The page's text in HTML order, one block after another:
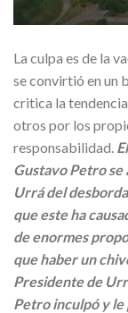
La culpa es de la
se convirtió en un
critica la tendencia
otros por los
responsabilidad.
Gustavo Petro
Urrá del
que este ha
de enormes
que haber un
Presidente de
Petro inculpó y le